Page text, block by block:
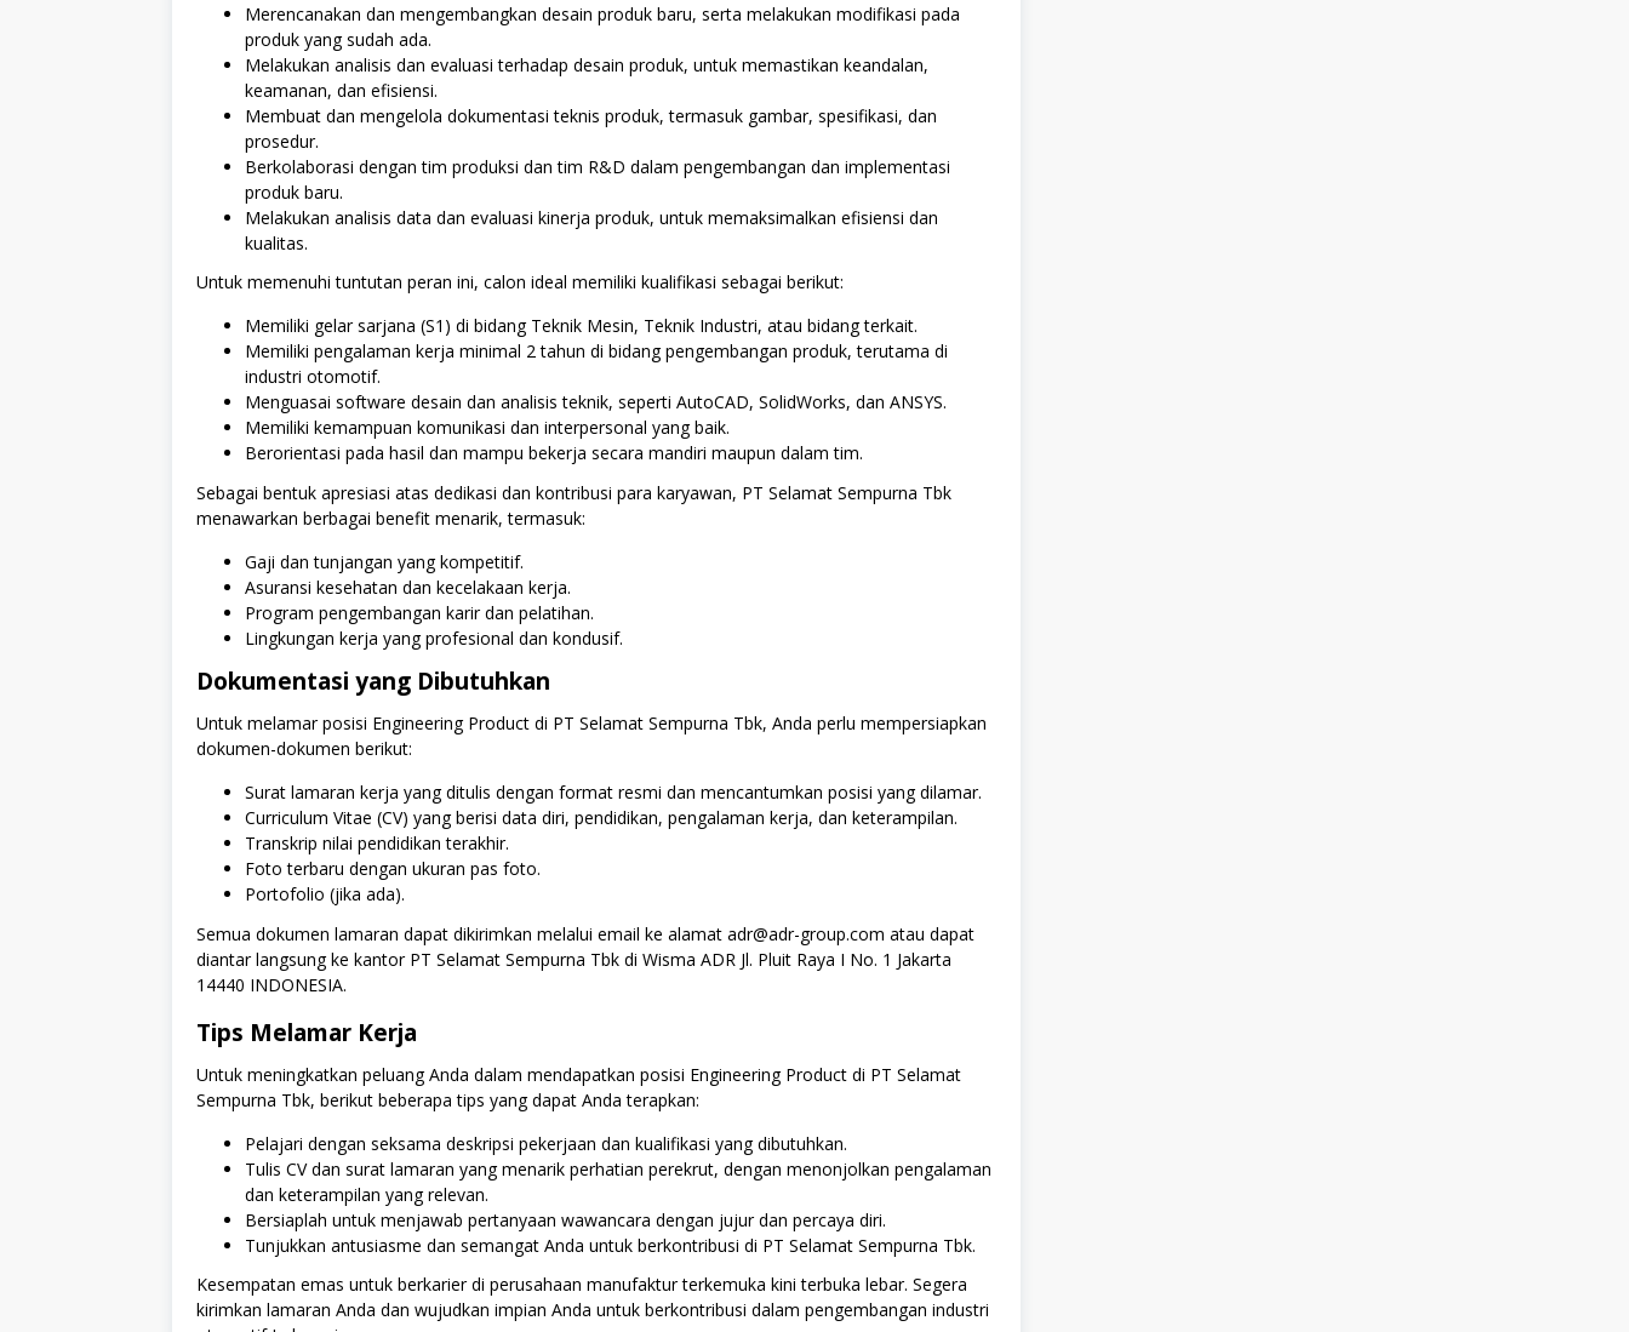
Merencanakan dan mengembangkan desain produk baru, serta melakukan modifikasi pada
produk yang sudah ada.
Melakukan analisis dan evaluasi terhadap desain produk, untuk memastikan keandalan,
keamanan, dan efisiensi.
Membuat dan mengelola dokumentasi teknis produk, termasuk gambar, spesifikasi, dan
prosedur.
Berkolaborasi dengan tim produksi dan tim R&D dalam pengembangan dan implementasi
produk baru.
Melakukan analisis data dan evaluasi kinerja produk, untuk memaksimalkan efisiensi dan
kualitas.
Untuk memenuhi tuntutan peran ini, calon ideal memiliki kualifikasi sebagai berikut:
Memiliki gelar sarjana (S1) di bidang Teknik Mesin, Teknik Industri, atau bidang terkait.
Memiliki pengalaman kerja minimal 2 tahun di bidang pengembangan produk, terutama di
industri otomotif.
Menguasai software desain dan analisis teknik, seperti AutoCAD, SolidWorks, dan ANSYS.
Memiliki kemampuan komunikasi dan interpersonal yang baik.
Berorientasi pada hasil dan mampu bekerja secara mandiri maupun dalam tim.
Sebagai bentuk apresiasi atas dedikasi dan kontribusi para karyawan, PT Selamat Sempurna Tbk
menawarkan berbagai benefit menarik, termasuk:
Gaji dan tunjangan yang kompetitif.
Asuransi kesehatan dan kecelakaan kerja.
Program pengembangan karir dan pelatihan.
Lingkungan kerja yang profesional dan kondusif.
Dokumentasi yang Dibutuhkan
Untuk melamar posisi Engineering Product di PT Selamat Sempurna Tbk, Anda perlu mempersiapkan
dokumen-dokumen berikut:
Surat lamaran kerja yang ditulis dengan format resmi dan mencantumkan posisi yang dilamar.
Curriculum Vitae (CV) yang berisi data diri, pendidikan, pengalaman kerja, dan keterampilan.
Transkrip nilai pendidikan terakhir.
Foto terbaru dengan ukuran pas foto.
Portofolio (jika ada).
Semua dokumen lamaran dapat dikirimkan melalui email ke alamat adr@adr-group.com atau dapat
diantar langsung ke kantor PT Selamat Sempurna Tbk di Wisma ADR Jl. Pluit Raya I No. 1 Jakarta
14440 INDONESIA.
Tips Melamar Kerja
Untuk meningkatkan peluang Anda dalam mendapatkan posisi Engineering Product di PT Selamat
Sempurna Tbk, berikut beberapa tips yang dapat Anda terapkan:
Pelajari dengan seksama deskripsi pekerjaan dan kualifikasi yang dibutuhkan.
Tulis CV dan surat lamaran yang menarik perhatian perekrut, dengan menonjolkan pengalaman
dan keterampilan yang relevan.
Bersiaplah untuk menjawab pertanyaan wawancara dengan jujur dan percaya diri.
Tunjukkan antusiasme dan semangat Anda untuk berkontribusi di PT Selamat Sempurna Tbk.
Kesempatan emas untuk berkarier di perusahaan manufaktur terkemuka kini terbuka lebar. Segera
kirimkan lamaran Anda dan wujudkan impian Anda untuk berkontribusi dalam pengembangan industri